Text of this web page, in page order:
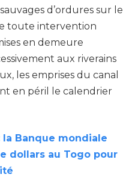
d’ordures sur le
toute intervention
en demeure
aux riverains
les emprises du canal
en péril le calendrier
la Banque mondiale
dollars au Togo pour